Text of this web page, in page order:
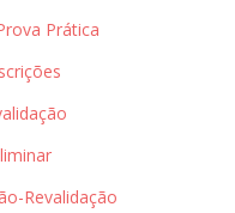
Prática
Revalidação